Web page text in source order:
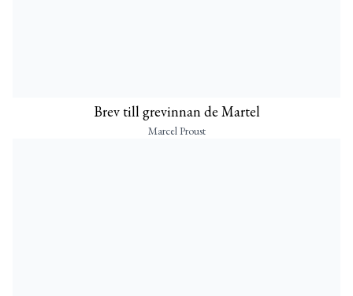
Brev till grevinnan de Martel
Marcel Proust